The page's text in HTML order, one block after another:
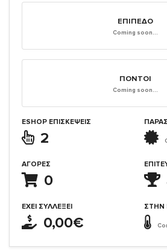
ΕΠΊΠΕΔΟ
Coming soon...
ΠΌΝΤΟΙ
Coming soon...
ESHOP ΕΠΙΣΚΈΨΕΙΣ
2
ΑΓΟΡΈΣ
0
ΈΧΕΙ ΣΥΛΛΈΞΕΙ
0,00€
ΣΤΗΝ